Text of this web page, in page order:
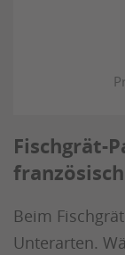
Fischgrät-
Beim
Unterarten.